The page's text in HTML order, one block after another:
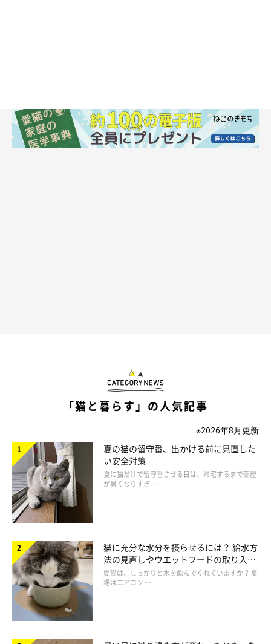
なで続けるうちに猫が攻撃してくるのは「もうイヤ！」の意味で
す。しっぽや耳をしきりに動かし始めたらイライラが募ってきて
いるのですぐやめましょう。また触られることの嫌いな場所＝お
腹や足の先、しっぽの先を触るのも嫌がるのでしないようにしま
しょう。
使わなさそうな寝床をすぐしまう
季節の変わり目は、急な温度変化が心配なものです。暑さ寒さに
合わせた寝床を用意する際は、以前の寝床も猫が完全に使わなく
なるまでは残しておきましょう。
「猫と暮らす」の人気記事
※2026年8月更新
夏の猫の留守番、出かける前に見直した
い安全対策
夏に猫だけで留守番させる日は、帰宅するまで部屋
が暑くなりすぎ …
猫に充分な水分を摂らせるには？ 給水方
法の見直しやウエットフードの取り入れ
方を解説
愛猫は、しっかりと水を飲んでくれていますか？ 夏
場はエアコン …